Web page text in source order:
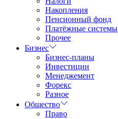
Накопления
Пенсионный фонд
Платёжные системы
Прочее
Бизнес
Бизнес-планы
Инвестиции
Менеджемент
Форекс
Разное
Общество
Право